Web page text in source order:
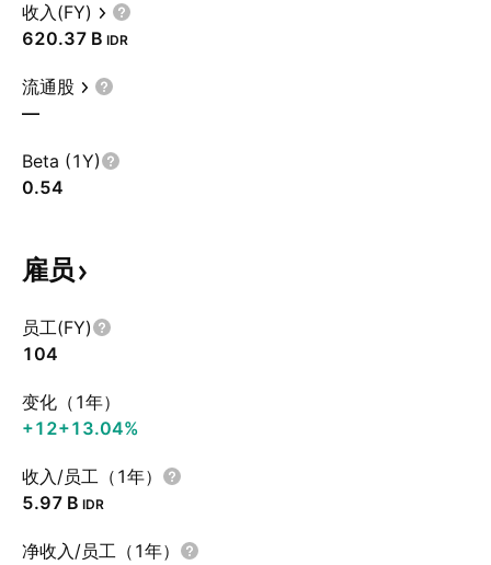
收入(FY)
‪620.37 B‬ IDR
流通股
—
Beta (1Y)
0.54
雇员
员工(FY)
104
变化（1年）
+12+13.04%
收入/员工（1年）
‪5.97 B‬ IDR
净收入/员工（1年）